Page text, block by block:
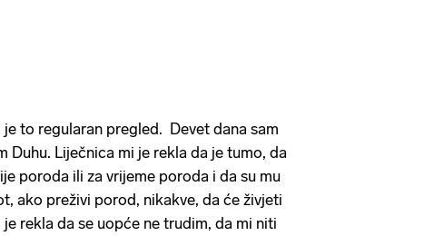
je to regularan pregled. Devet dana sam
Duhu. Liječnica mi je rekla da je tumo, da
poroda ili za vrijeme poroda i da su mu
ako preživi porod, nikakve, da će živjeti
rekla da se uopće ne trudim, da mi niti